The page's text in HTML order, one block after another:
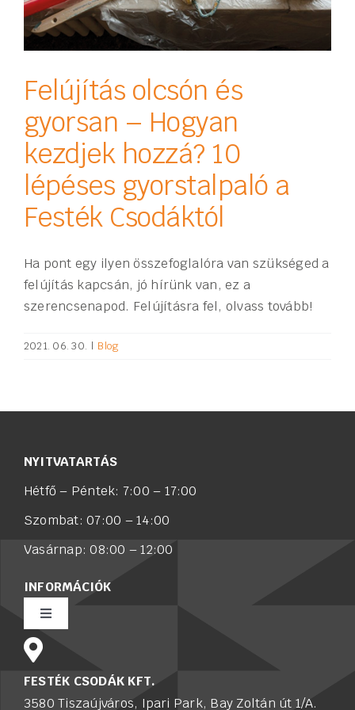
Felújítás olcsón és
gyorsan – Hogyan
kezdjek hozzá? 10
lépéses gyorstalpaló a
Festék Csodáktól
Ha pont egy ilyen összefoglalóra van szükséged a
felújítás kapcsán, jó hírünk van, ez a
szerencsenapod. Felújításra fel, olvass tovább!
2021. 06. 30. | Blog
NYITVATARTÁS
Hétfő – Péntek: 7:00 – 17:00
Szombat: 07:00 – 14:00
Vasárnap: 08:00 – 12:00
INFORMÁCIÓK
Toggle
Navigation
Rólunk
FESTÉK CSODÁK KFT.
3580 Tiszaújváros, Ipari Park, Bay Zoltán út 1/A.